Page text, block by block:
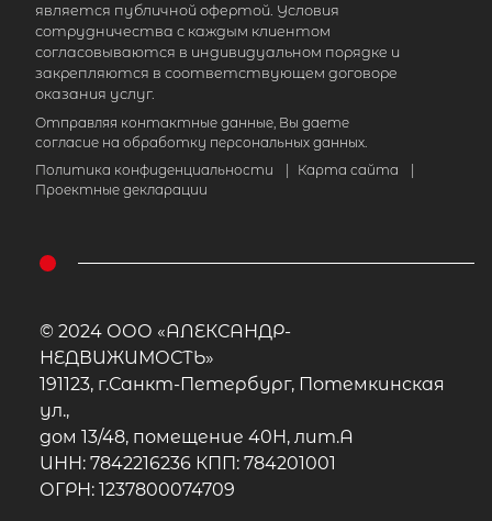
является публичной офертой. Условия
сотрудничества с каждым клиентом
согласовываются в индивидуальном порядке и
закрепляются в соответствующем договоре
оказания услуг.
Отправляя контактные данные, Вы даете
согласие на обработку персональных данных.
Политика конфиденциальности
Карта сайта
Проектные декларации
© 2024 ООО «АЛЕКСАНДР-
НЕДВИЖИМОСТЬ»
191123, г.Санкт-Петербург, Потемкинская
ул.,
дом 13/48, помещение 40Н, лит.А
ИНН: 7842216236 КПП: 784201001
ОГРН: 1237800074709